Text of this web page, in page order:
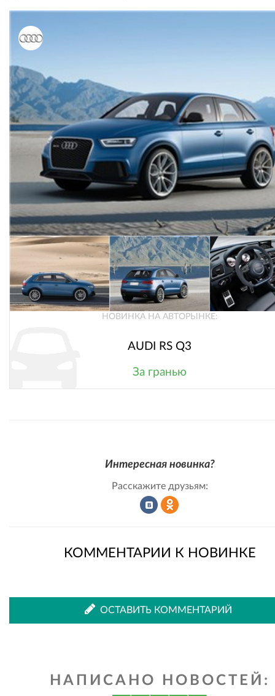
НОВИНКА НА АВТОРЫНКЕ:
AUDI RS Q3
За гранью
Интересная новинка?
Расскажите друзьям:
КОММЕНТАРИИ К НОВИНКЕ
ОСТАВИТЬ КОММЕНТАРИЙ
НАПИСАНО НОВОСТЕЙ: